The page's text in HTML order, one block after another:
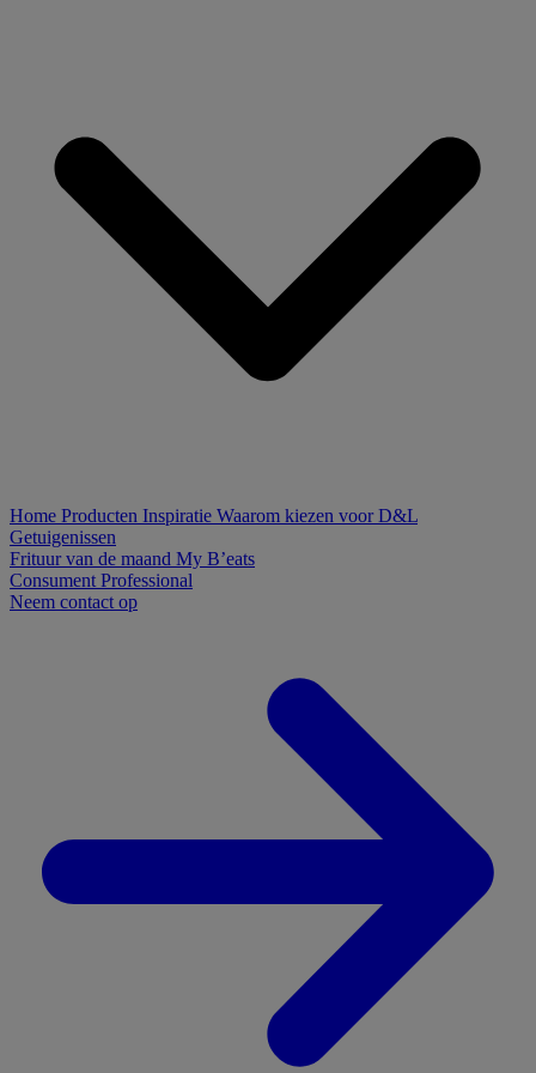
Home Producten Inspiratie Waarom kiezen voor D&L
Getuigenissen
Frituur van de maand My B’eats
Consument Professional
Neem contact op